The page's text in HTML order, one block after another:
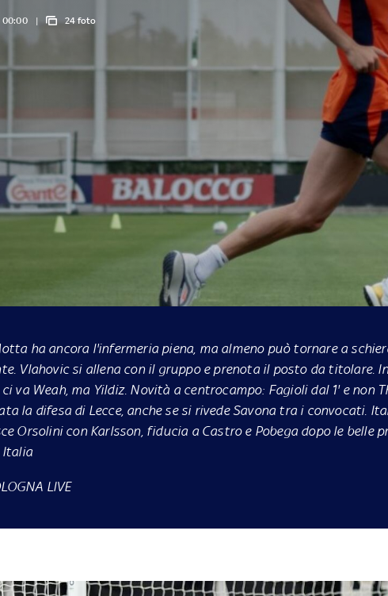
00:00 24 foto
ha ancora l'infermeria piena, ma almeno può tornare a
Vlahovic si allena con il gruppo e prenota il posto da titolare.
va Weah, ma Yildiz. Novità a centrocampo: Fagioli dal 1' e non
la difesa di Lecce, anche se si rivede Savona tra i convocati.
Orsolini con Karlsson, fiducia a Castro e Pobega dopo le belle
Italia
LIVE